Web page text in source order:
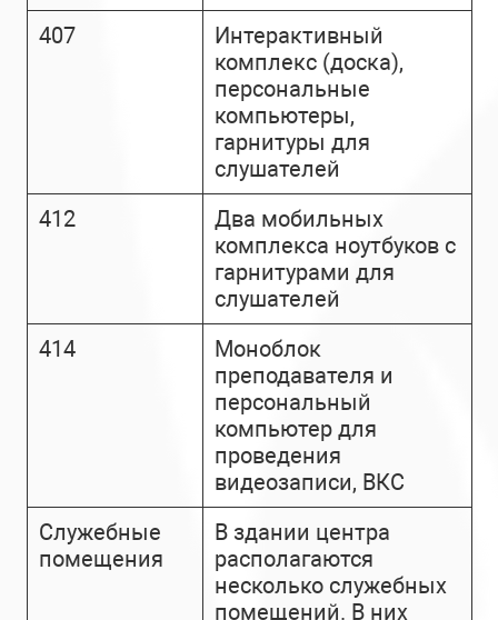
407
Интерактивный
комплекс (доска),
персональные
компьютеры,
гарнитуры для
слушателей
412
Два мобильных
комплекса ноутбуков с
гарнитурами для
слушателей
414
Моноблок
преподавателя и
персональный
компьютер для
проведения
видеозаписи, ВКС
Служебные
помещения
В здании центра
располагаются
несколько служебных
помещений. В них